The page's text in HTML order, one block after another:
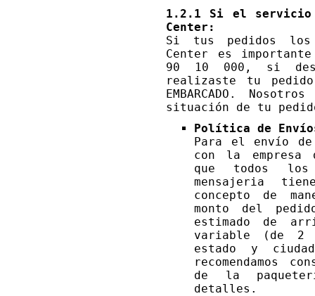
1.2.1 Si el servicio
Center:
Si tus pedidos
Center es
90 10 000, si
realizaste tu
EMBARCADO.
situación de tu
Política de
Para el envío de
con la empresa
que todos
mensajeria
concepto de
monto del
estimado de
variable (de 2
estado y
recomendamos
de la
detalles.